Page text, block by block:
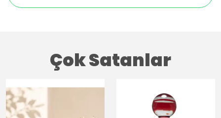
Çok Satanlar